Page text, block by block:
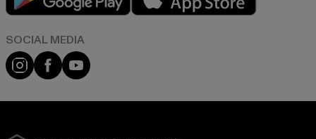
Instagram
FacebookYouTube